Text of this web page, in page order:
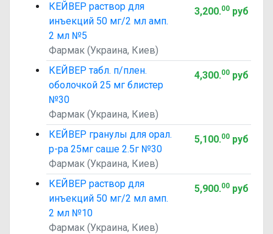
КЕЙВЕР раствор для
инъекций 50 мг/2 мл амп.
2 мл №5
Фармак (Украина, Киев)
3,200.00руб
КЕЙВЕР табл. п/плен.
оболочкой 25 мг блистер
№30
Фармак (Украина, Киев)
4,300.00руб
КЕЙВЕР гранулы для орал.
р-ра 25мг саше 2.5г №30
Фармак (Украина, Киев)
5,100.00руб
КЕЙВЕР раствор для
инъекций 50 мг/2 мл амп.
2 мл №10
Фармак (Украина, Киев)
5,900.00руб